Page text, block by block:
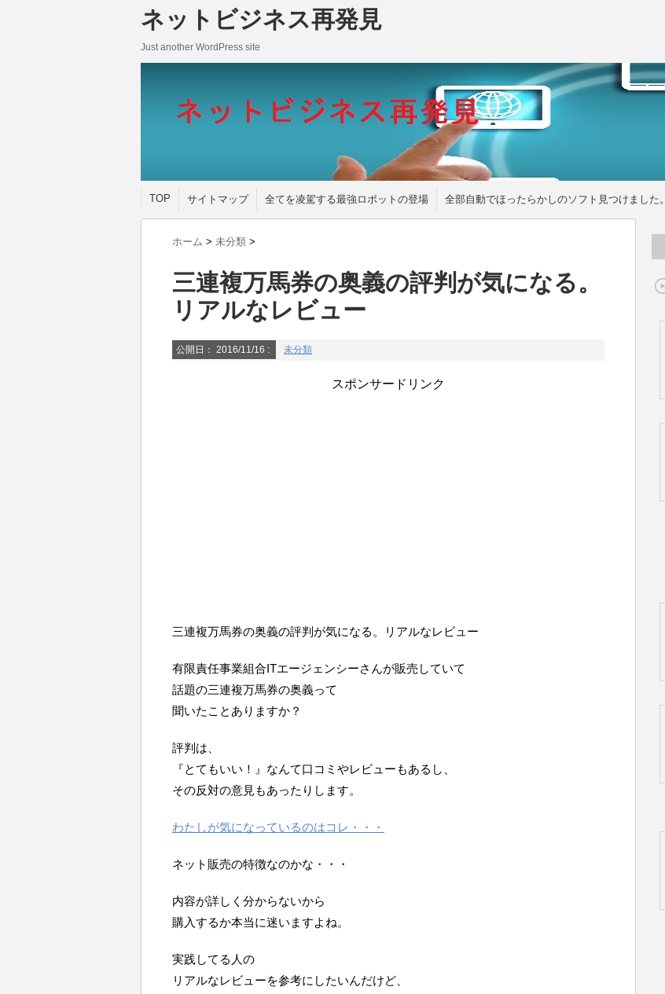
ネットビジネス再発見
Just another WordPress site
TOP サイトマップ 全てを凌駕する最強ロボットの登場 全部自動でほったらかしのソフト見つけました。
ホーム > 未分類 >
三連複万馬券の奥義の評判が気になる。
リアルなレビュー
公開日： 2016/11/16 : 未分類
スポンサードリンク
三連複万馬券の奥義の評判が気になる。リアルなレビュー
有限責任事業組合ITエージェンシーさんが販売していて
話題の三連複万馬券の奥義って
聞いたことありますか？
評判は、
『とてもいい！』なんて口コミやレビューもあるし、
その反対の意見もあったりします。
わたしが気になっているのはコレ・・・
ネット販売の特徴なのかな・・・
内容が詳しく分からないから
購入するか本当に迷いますよね。
実践してる人の
リアルなレビューを参考にしたいんだけど、